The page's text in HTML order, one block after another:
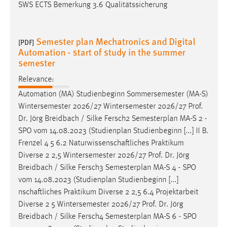
SWS ECTS Bemerkung 3.6 Qualitätssicherung
[PDF] Semester plan Mechatronics and Digital
Automation - start of study in the summer
semester
Relevance:
Automation (MA) Studienbeginn Sommersemester (MA-S)
Wintersemester 2026/27 Wintersemester 2026/27 Prof.
Dr. Jörg Breidbach / Silke Fersch2 Semesterplan MA-S 2 -
SPO vom 14.08.2023 (Studienplan Studienbeginn [...] II B.
Frenzel 4 5 6.2 Naturwissenschaftliches Praktikum
Diverse 2 2,5 Wintersemester 2026/27 Prof. Dr. Jörg
Breidbach / Silke Fersch3 Semesterplan MA-S 4 - SPO
vom 14.08.2023 (Studienplan Studienbeginn [...]
nschaftliches Praktikum Diverse 2 2,5 6.4 Projektarbeit
Diverse 2 5 Wintersemester 2026/27 Prof. Dr. Jörg
Breidbach / Silke Fersch4 Semesterplan MA-S 6 - SPO